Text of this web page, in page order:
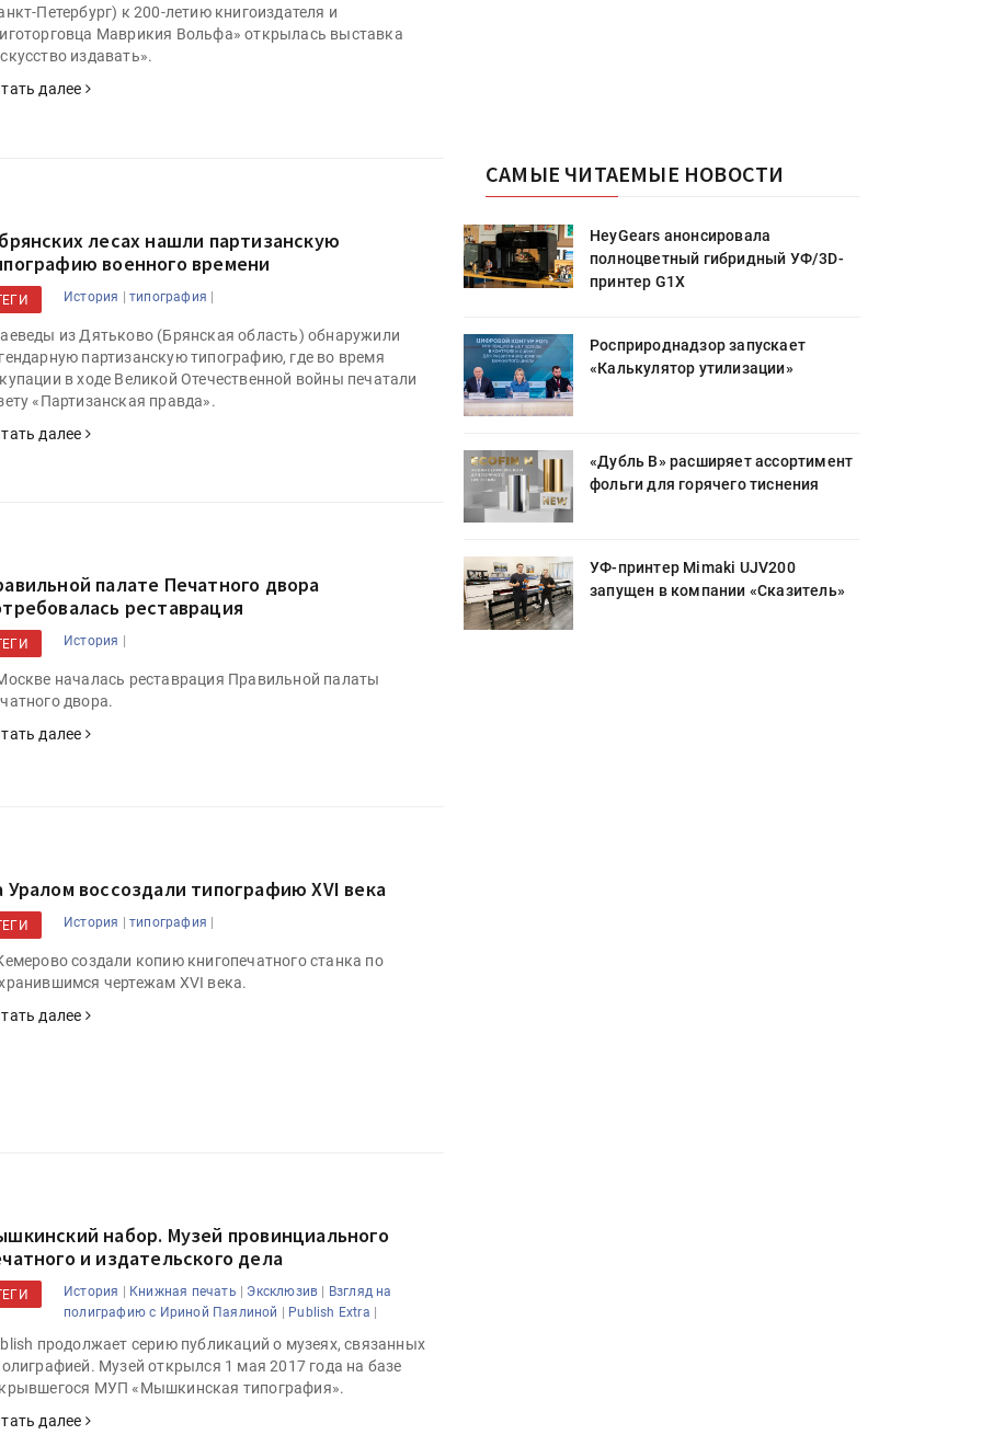
Петербург) к 200-летию книгоиздателя и
Маврикия Вольфа» открылась выставка
издавать».
далее
лесах нашли партизанскую
военного времени
История |типография |
из Дятьково (Брянская область) обнаружили
партизанскую типографию, где во время
в ходе Великой Отечественной войны печатали
«Партизанская правда».
далее
палате Печатного двора
реставрация
История |
началась реставрация Правильной палаты
двора.
далее
Уралом воссоздали типографию XVI века
История |типография |
создали копию книгопечатного станка по
чертежам XVI века.
далее
набор. Музей провинциального
и издательского дела
История | Книжная печать | Эксклюзив | Взгляд на
полиграфию с Ириной Паялиной | Publish Extra |
продолжает серию публикаций о музеях, связанных
Музей открылся 1 мая 2017 года на базе
МУП «Мышкинская типография».
далее
САМЫЕ ЧИТАЕМЫЕ НОВОСТИ
3D-
HeyGears анонсировала
полноцветный гибридный УФ/3D-
Росприроднадзор запускает
«Калькулятор утилизации»
запущен в компании «Сказитель»
HeyGears анонсировала
полноцветный гибридный УФ/3D-
принтер G1X
Росприроднадзор запускает
«Калькулятор утилизации»
«Дубль В» расширяет ассортимент
фольги для горячего тиснения
УФ-принтер Mimaki UJV200
запущен в компании «Сказитель»